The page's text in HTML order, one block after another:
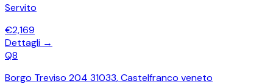
Servito
€2,169
Dettagli →
Q8
Borgo Treviso 204 31033,Castelfranco veneto